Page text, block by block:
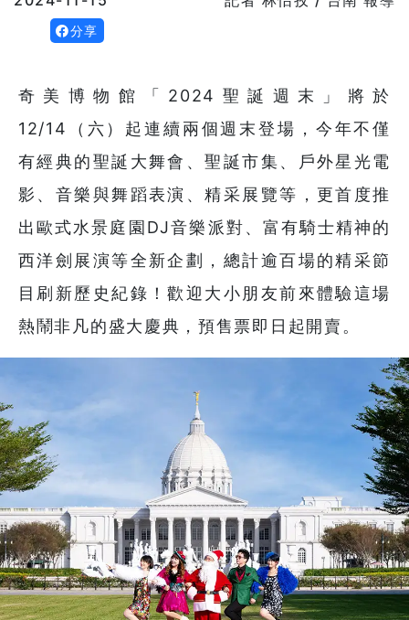
分享
奇美博物館「2024聖誕週末」將於
12/14（六）起連續兩個週末登場，今年不僅
有經典的聖誕大舞會、聖誕市集、戶外星光電
影、音樂與舞蹈表演、精采展覽等，更首度推
出歐式水景庭園DJ音樂派對、富有騎士精神的
西洋劍展演等全新企劃，總計逾百場的精采節
目刷新歷史紀錄！歡迎大小朋友前來體驗這場
熱鬧非凡的盛大慶典，預售票即日起開賣。